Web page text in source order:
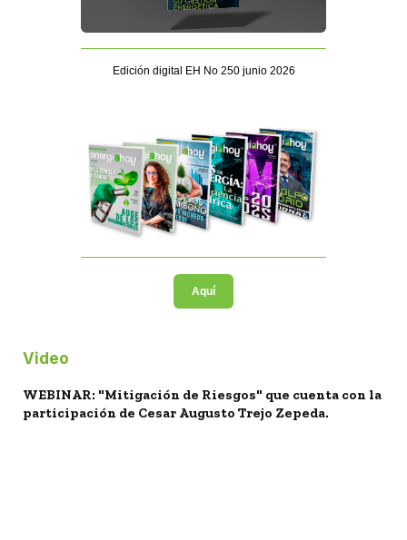
Edición digital EH No 250 junio 2026
Aquí
Video
WEBINAR: "Mitigación de Riesgos" que cuenta con la
participación de Cesar Augusto Trejo Zepeda.